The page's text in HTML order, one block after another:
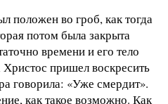
положен во гроб, как тогда
потом была закрыта
времени и его тело
Христос пришел воскресить
говорила: «Уже смердит».
как такое возможно. Как